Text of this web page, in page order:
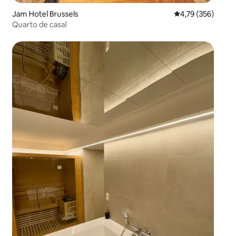
Jam Hotel Brussels 4,79 de uma
4,79 (356)
Quarto de casal